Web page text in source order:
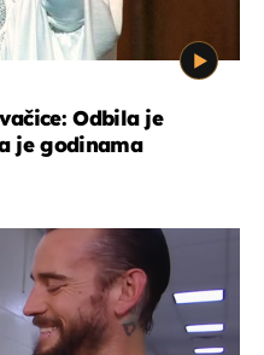
Odbila je
je godinama